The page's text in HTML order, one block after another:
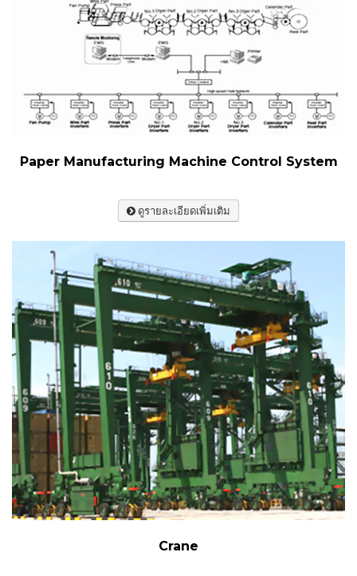
Paper Manufacturing Machine Control System
ดูรายละเอียดเพิ่มเติม
Crane